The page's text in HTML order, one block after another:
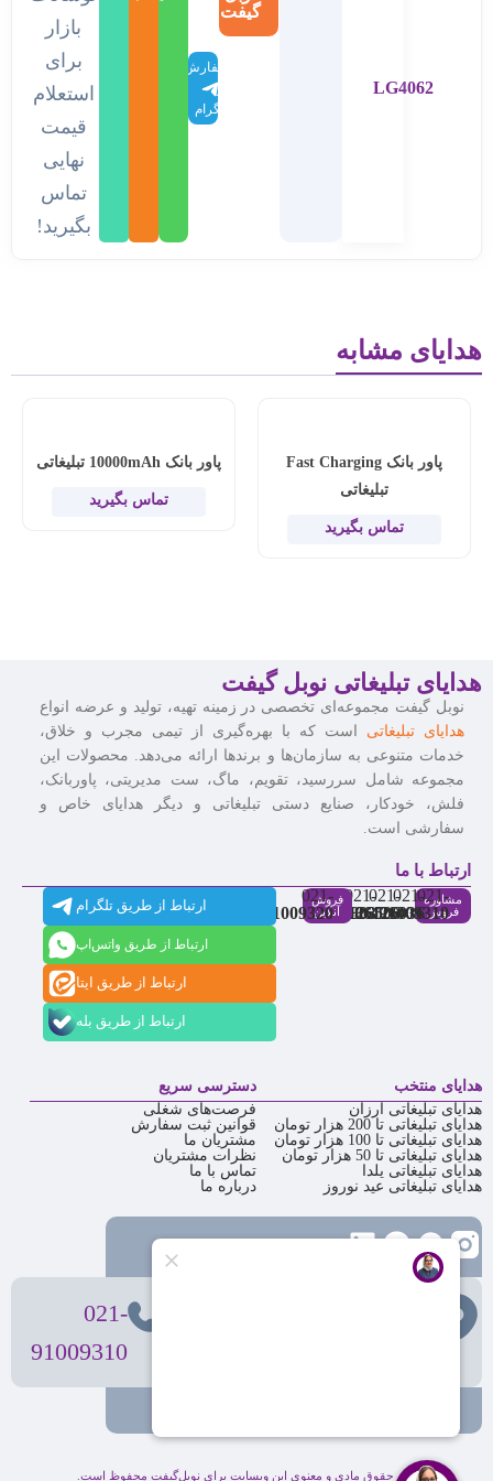
LG4062
گیفت
سفارش
در
تلگرام
بازار
برای
استعلام
قیمت
نهایی
تماس
بگیرید!
هدایای مشابه
پاور بانک Fast Charging
تبلیغاتی
تماس بگیرید
پاور بانک 10000mAh تبلیغاتی
تماس بگیرید
هدایای تبلیغاتی نوبل گیفت
نوبل گیفت مجموعه‌ای تخصصی در زمینه تهیه، تولید و عرضه انواع
هدایای تبلیغاتی است که با بهره‌گیری از تیمی مجرب و خلاق،
خدمات متنوعی به سازمان‌ها و برندها ارائه می‌دهد. محصولات این
مجموعه شامل سررسید، تقویم، ماگ، ست مدیریتی، پاوربانک،
فلش، خودکار، صنایع دستی تبلیغاتی و دیگر هدایای خاص و
سفارشی است.
ارتباط با ما
مشاوره
فروش
021-
91009310
021-
86126036
021-
86126506
021-
88537803
فروش
آنلاین
021-
91009320
ارتباط از طریق تلگرام
ارتباط از طریق واتس‌اپ
ارتباط از طریق ایتا
ارتباط از طریق بله
هدایای منتخب
هدایای تبلیغاتی ارزان
هدایای تبلیغاتی تا 200 هزار تومان
هدایای تبلیغاتی تا 100 هزار تومان
هدایای تبلیغاتی تا 50 هزار تومان
هدایای تبلیغاتی یلدا
هدایای تبلیغاتی عید نوروز
دسترسی سریع
فرصت‌های شغلی
قوانین ثبت سفارش
مشتریان ما
نظرات مشتریان
تماس با ما
درباره ما
021-
91009310
کلیه حقوق مادی و معنوی این وبسایت برای نوبل‌گیفت محفوظ است.